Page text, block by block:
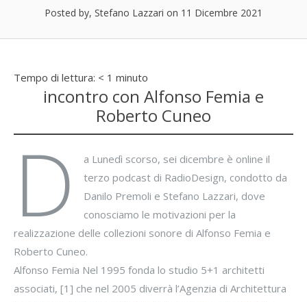
Posted by, Stefano Lazzari on 11 Dicembre 2021
Tempo di lettura: < 1 minuto
incontro con Alfonso Femia e
Roberto Cuneo
D
a Lunedì scorso, sei dicembre è online il
terzo podcast di RadioDesign, condotto da
Danilo Premoli e Stefano Lazzari, dove
conosciamo le motivazioni per la
realizzazione delle collezioni sonore di Alfonso Femia e
Roberto Cuneo.
Alfonso Femia Nel 1995 fonda lo studio 5+1 architetti
associati, [1] che nel 2005 diverrà l’Agenzia di Architettura